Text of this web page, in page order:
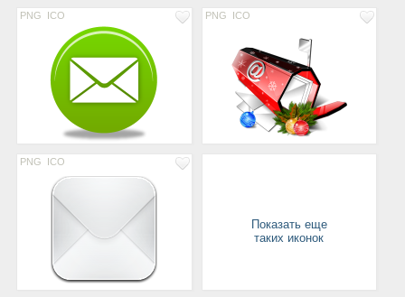
PNG ICO PNG ICO
PNG ICO
Показать еще
таких иконок